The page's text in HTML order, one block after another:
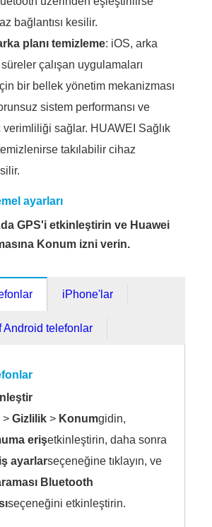
bağlantısı kesilir.
planı temizleme: iOS, arka
çalışan uygulamaları
bir bellek yönetim mekanizması
sistem performansı ve
verimliliği sağlar. HUAWEI Sağlık
takılabilir cihaz
ayarları
GPS'i etkinleştirin ve Huawei
Konum izni verin.
iPhone'lar
Android telefonlar
>Gizlilik > Konumgidin,
erişetkinleştirin, daha sonra
ayarlarseçeneğine tıklayın, ve
Bluetooth
seçeneğini etkinleştirin.